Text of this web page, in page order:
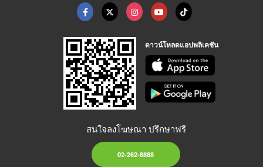
ดาวน์โหลดแอปพลิเคชัน
สนใจลงโฆษณา ปรึกษาฟรี
02-262-8888